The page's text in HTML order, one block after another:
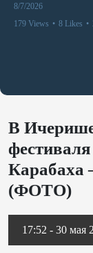
8/7/2026
179 Views • 8 Likes •
В
Карабаха
(ФОТО)
17:52 - 30 мая